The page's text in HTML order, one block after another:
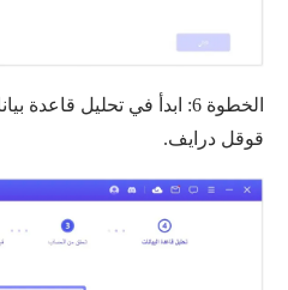
الخطوة 6: ابدأ في تحليل
قوقل درايف.